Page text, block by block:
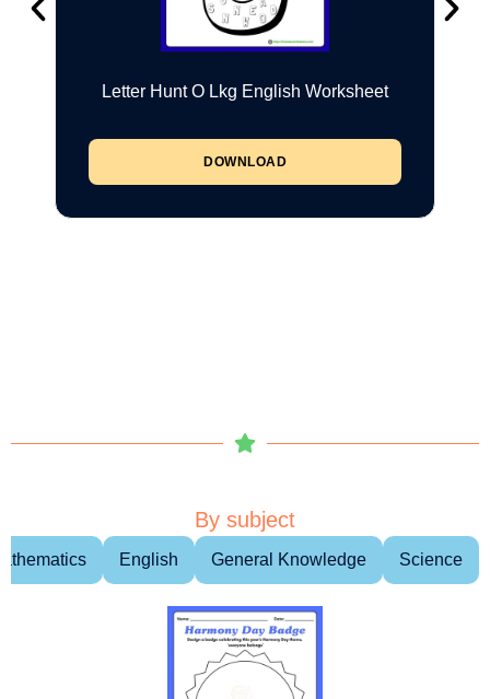
Letter Hunt O Lkg English Worksheet
DOWNLOAD
By subject
English General Knowledge Science